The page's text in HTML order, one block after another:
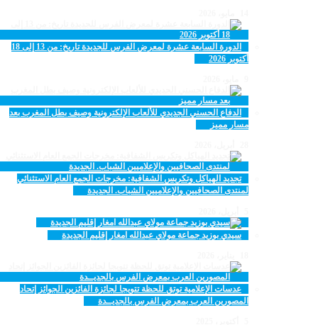
الدورة السابعة عشرة لمعرض الفرس للجديدة تاريخ: من 13 إلى 18
أكتوبر 2026
الدفاع الحسني الجديدي للألعاب الإلكترونية وصيف بطل المغرب بعد
مسار مميز
تجديد الهياكل وتكريس الشفافية: مخرجات الجمع العام الاستثنائي
لمنتدى الصحافيين والإعلاميين الشباب. الجديدة
سيدي بوزيد جماعة مولاي عبدالله امغار إقليم الجديدة
عدسات الإعلامية توتق للحظة تتويجا لجائزة الفائزين الجوائز إتحاد
المصورين العرب بمعرض الفرس بالجديــدة